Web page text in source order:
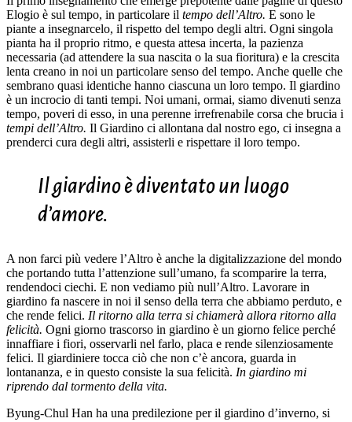
Elogio è sul tempo, in particolare il tempo dell’Altro. E sono le
piante a insegnarcelo, il rispetto del tempo degli altri. Ogni singola
pianta ha il proprio ritmo, e questa attesa incerta, la pazienza
necessaria (ad attendere la sua nascita o la sua fioritura) e la crescita
lenta creano in noi un particolare senso del tempo. Anche quelle che
sembrano quasi identiche hanno ciascuna un loro tempo. Il giardino
è un incrocio di tanti tempi. Noi umani, ormai, siamo divenuti senza
tempo, poveri di esso, in una perenne irrefrenabile corsa che brucia i
tempi dell’Altro. Il Giardino ci allontana dal nostro ego, ci insegna a
prenderci cura degli altri, assisterli e rispettare il loro tempo.
Il giardino è diventato un luogo
d’amore.
A non farci più vedere l’Altro è anche la digitalizzazione del mondo
che portando tutta l’attenzione sull’umano, fa scomparire la terra,
rendendoci ciechi. E non vediamo più null’Altro. Lavorare in
giardino fa nascere in noi il senso della terra che abbiamo perduto, e
che rende felici. Il ritorno alla terra si chiamerà allora ritorno alla
felicità. Ogni giorno trascorso in giardino è un giorno felice perché
innaffiare i fiori, osservarli nel farlo, placa e rende silenziosamente
felici. Il giardiniere tocca ciò che non c’è ancora, guarda in
lontananza, e in questo consiste la sua felicità. In giardino mi
riprendo dal tormento della vita.
Byung-Chul Han ha una predilezione per il giardino d’inverno, si